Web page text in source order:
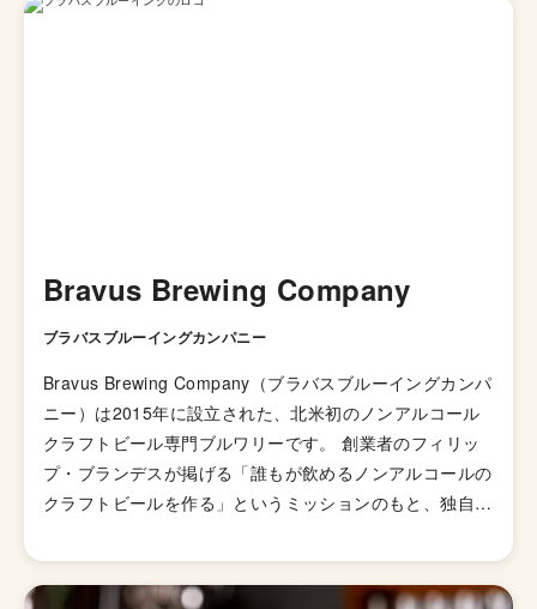
Bravus Brewing Company
ブラバスブルーイングカンパニー
Bravus Brewing Company（ブラバスブルーイングカンパ
ニー）は2015年に設立された、北米初のノンアルコール
クラフトビール専門ブルワリーです。 創業者のフィリッ
プ・ブランデスが掲げる「誰もが飲めるノンアルコールの
クラフトビールを作る」というミッションのもと、独自の
ビールを醸造しています。 ノンアルコールでありながら
もBRAVUS RASPBERRY GOSE（ブラバスラズベリーゴ